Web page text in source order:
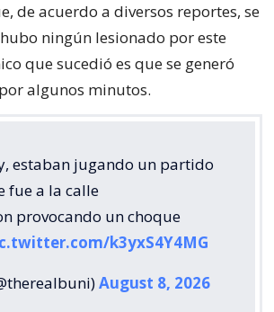
de acuerdo a diversos reportes, se
ningún lesionado por este
que sucedió es que se generó
algunos minutos.
estaban jugando un partido
fue a la calle
provocando un choque
k3yxS4Y4MG
August 8, 2026